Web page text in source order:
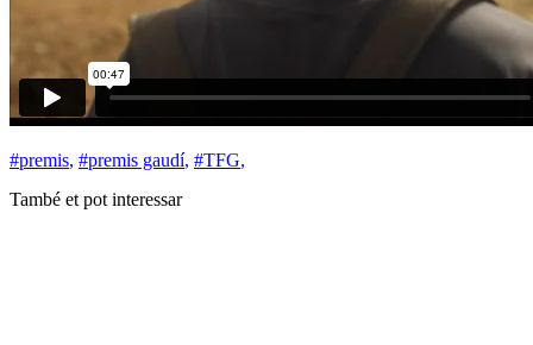
#premis, #premis gaudí, #TFG,
També et pot interessar